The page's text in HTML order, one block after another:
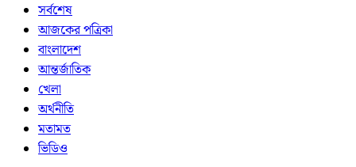
সর্বশেষ
আজকের পত্রিকা
বাংলাদেশ
আন্তর্জাতিক
খেলা
অর্থনীতি
মতামত
ভিডিও